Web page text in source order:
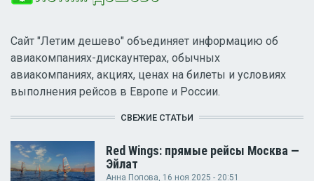
Сайт "Летим дешево" объединяет информацию об
авиакомпаниях-дискаунтерах, обычных
авиакомпаниях, акциях, ценах на билеты и условиях
выполнения рейсов в Европе и России.
СВЕЖИЕ СТАТЬИ
Red Wings: прямые рейсы Москва —
Эйлат
Анна Попова , 16 ноя 2025 - 20:51